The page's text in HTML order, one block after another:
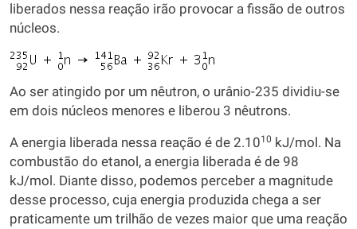
liberados nessa reação irão provocar a fissão de outros
núcleos.
Ao ser atingido por um nêutron, o urânio-235 dividiu-se
em dois núcleos menores e liberou 3 nêutrons.
A energia liberada nessa reação é de 2.1010 kJ/mol. Na
combustão do etanol, a energia liberada é de 98
kJ/mol. Diante disso, podemos perceber a magnitude
desse processo, cuja energia produzida chega a ser
praticamente um trilhão de vezes maior que uma reação